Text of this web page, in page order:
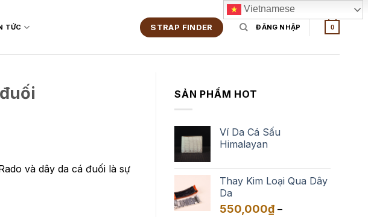
TỨC STRAP FINDER ĐĂNG NHẬP 0
và dây da cá đuối là sự
SẢN PHẨM HOT
Ví Da Cá Sấu
Himalayan
Thay Kim Loại Qua Dây
Da
550,000₫ –
Vietnamese